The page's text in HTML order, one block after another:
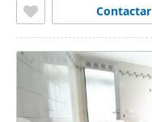
Contactar